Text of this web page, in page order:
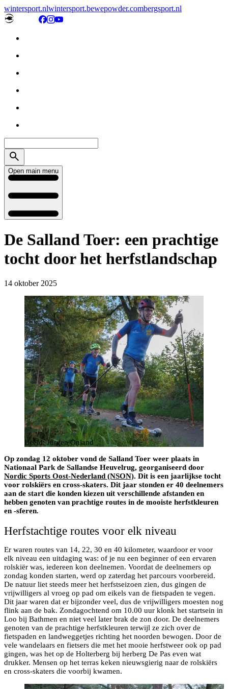
wintersport.nlwintersport.bewepowder.combergsport.nl
Open main menu
De Salland Toer: een prachtige
tocht door het herfstlandschap
14 oktober 2025
Beeld: Jurgen Onland
Op zondag 12 oktober vond de Salland Toer weer plaats in
Nationaal Park de Sallandse Heuvelrug, georganiseerd door
Nordic Sports Oost-Nederland (NSON). Dit is een jaarlijkse tocht
voor rolskiërs en cross-skaters. Dit jaar stonden er 40 deelnemers
aan de start die konden kiezen uit verschillende afstanden en
hebben genoten van prachtige routes in de mooiste herfstkleuren
en -sferen.
Herfstachtige routes voor elk niveau
Er waren routes van 14, 22, 30 en 40 kilometer, waardoor er voor
elk niveau een uitdaging was: of je nu een beginner of een ervaren
rolskiër was, iedereen kon deelnemen. Voordat de deelnemers op
zondag konden starten, werd op zaterdag het parcours voorbereid.
De natuur liet steeds meer het herfstseizoen zien, dus gingen de
vrijwilligers al vroeg op pad om eikels van de fietspaden te vegen.
Dit jaar waren dat er bijzonder veel, dus de vrijwilligers moesten nog
flink aan de bak. Zondagochtend om 10.00 uur klonk het startsein in
Loo bij Bathmen en niet veel later brak de zon door. De deelnemers
genoten van de prachtige herfstkleuren terwijl ze zich over de
fietspaden en landweggetjes richting het noorden bewogen. Door de
vele wandelaars en fietsers die met het mooie herfstweer ook op pad
gingen, was het op de Holterberg bij herberg De Pas even wat
drukker. Mensen op het terras keken nieuwsgierig naar de rolskiërs
en cross-skaters die voorbij kwamen.